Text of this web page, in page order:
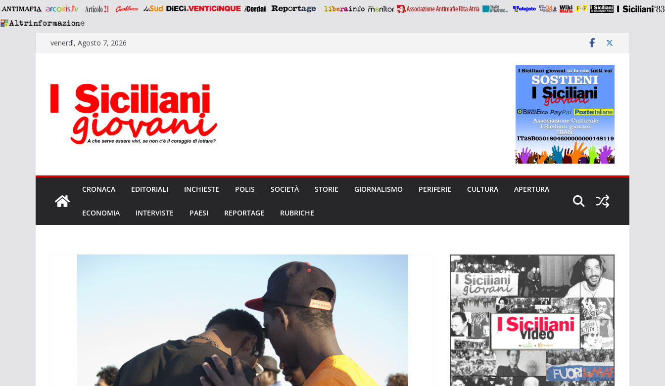
Saltavenerdì, Agosto 7, 2026
CRONACA EDITORIALI INCHIESTE POLIS SOCIETÀ STORIE GIORNALISMO PERIFERIE CULTURA APERTURA
ECONOMIA INTERVISTE PAESI REPORTAGE RUBRICHE